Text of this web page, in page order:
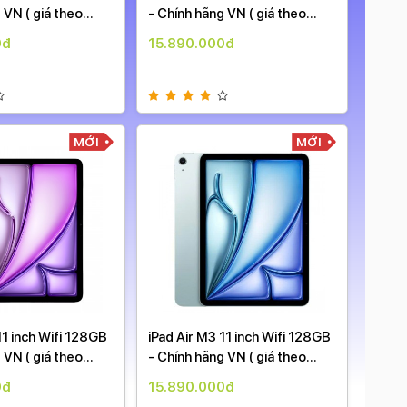
VN ( giá theo
MỚI
inch Wifi 128GB
VN ( giá theo
- Chính hãng VN ( giá theo
15.890.000đ
MỚI
iPad Air M3 11 inch Wifi 128GB
- Chính hãng VN ( giá theo
15.890.000đ